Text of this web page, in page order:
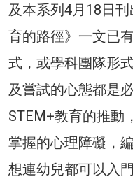
及本系列4月18日
育的路徑》一文已
式，或學科團隊形
及嘗試的心態都是
STEM+教育的推動
掌握的心理障礙，
想連幼兒都可以入